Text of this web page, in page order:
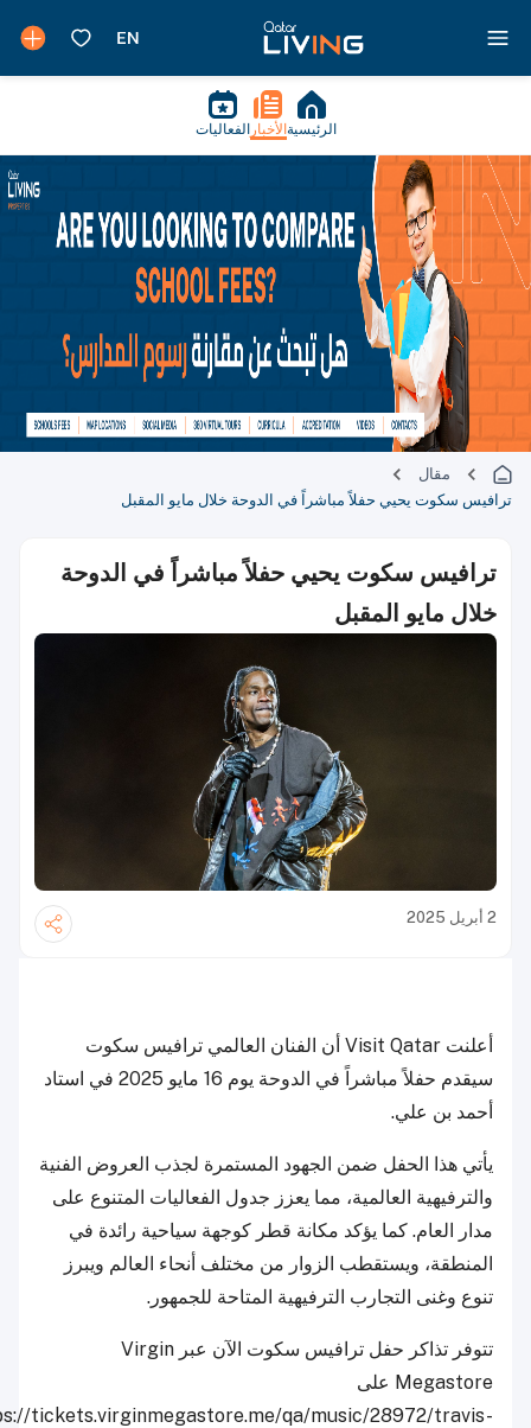
الرئيسية الأخبار الفعاليات
مقال
سكوت يحيي حفلاً مباشراً في الدوحة خلال مايو المقبل
ترافيس سكوت يحيي حفلاً مباشراً في الدوحة
خلال مايو المقبل
أعلنت Visit Qatar أن الفنان العالمي ترافيس سكوت
سيقدم حفلاً مباشراً في الدوحة يوم 16 مايو 2025 في استاد
أحمد بن علي.
يأتي هذا الحفل ضمن الجهود المستمرة لجذب العروض الفنية
والترفيهية العالمية، مما يعزز جدول الفعاليات المتنوع على
مدار العام. كما يؤكد مكانة قطر كوجهة سياحية رائدة في
المنطقة، ويستقطب الزوار من مختلف أنحاء العالم ويبرز
تنوع وغنى التجارب الترفيهية المتاحة للجمهور.
تتوفر تذاكر حفل ترافيس سكوت الآن عبر Virgin
Megastore على
https://tickets.virginmegastore.me/qa/music/28972/travis-